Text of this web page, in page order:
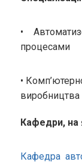
•
процесами
•
виробництва
Кафедри, на
Кафедра